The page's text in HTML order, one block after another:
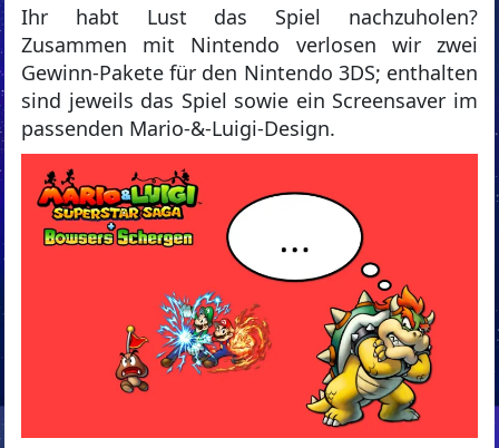
Ihr habt Lust das Spiel nachzuholen?
Zusammen mit Nintendo verlosen wir zwei
Gewinn-Pakete für den Nintendo 3DS; enthalten
sind jeweils das Spiel sowie ein Screensaver im
passenden Mario-&-Luigi-Design.